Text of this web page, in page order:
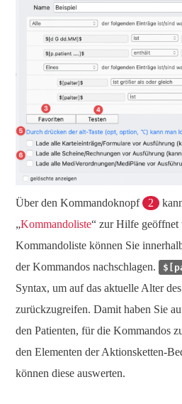
Über den Kommandoknopf 2
„Kommandoliste“ zur Hilfe geöffnet
Kommandoliste können Sie
der Kommandos nachschlagen.
Syntax, um auf das aktuelle Alter
zurückzugreifen. Damit haben Sie
den Patienten, für die Kommandos
den Elementen der Aktionsketten-
können diese auswerten.